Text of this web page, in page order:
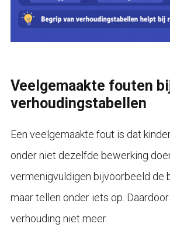
Veelgemaakte fouten
verhoudingstabellen
Een veelgemaakte fout is dat
onder niet dezelfde bewerking
vermenigvuldigen bijvoorbeeld de
maar tellen onder iets op.
verhouding niet meer.